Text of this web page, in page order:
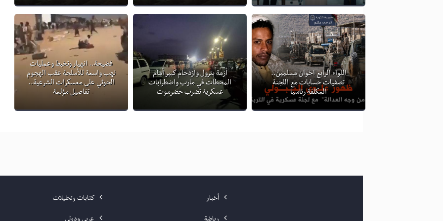
اللواء الرابع اخوان مسلمين..
تصفيات حسابات مع اللجنة
المكلفة رئاسيا
أزمة بترول وازدحام كبير أمام
المحطات في مارب واضطرابات
عسكرية تضرب حضرموت
فضيحة.. انهيار وتخبط وعمليات
نهب واسعة للأسلحة عقب الهجوم
الحوثي على معسكرات الشرعية..
تفاصيل مؤلمة
أخبار كتابات وتحليلات